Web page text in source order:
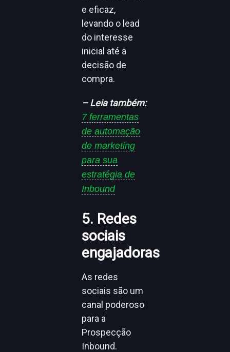
e eficaz,
levando o lead
do interesse
inicial até a
decisão de
compra.
– Leia também:
7 ferramentas
de automação
de marketing
para sua
estratégia de
Inbound
5. Redes
sociais
engajadoras
As redes
sociais são um
canal poderoso
para a
Prospecção
Inbound.